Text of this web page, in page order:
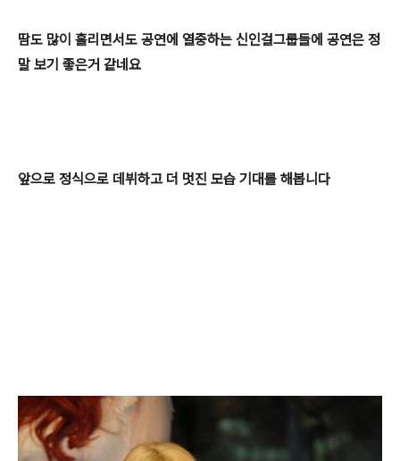
땀도 많이 흘리면서도 공연에 열중하는 신인걸그룹들에 공연은 정
말 보기 좋은거 같네요
앞으로 정식으로 데뷔하고 더 멋진 모습 기대를 해봅니다